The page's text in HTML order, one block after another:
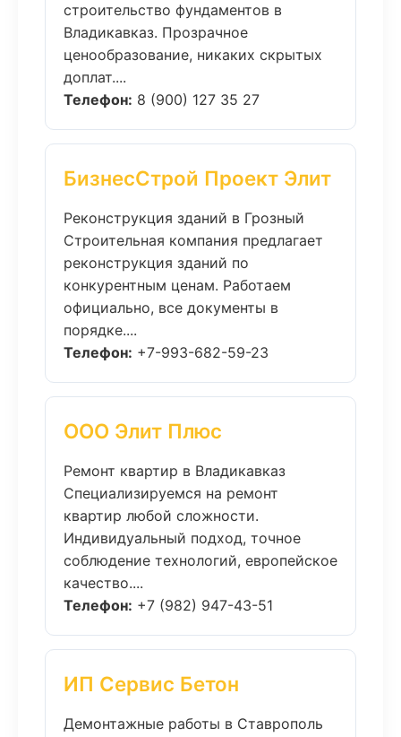
строительство фундаментов в
Владикавказ. Прозрачное
ценообразование, никаких скрытых
доплат....
Телефон: 8 (900) 127 35 27
БизнесСтрой Проект Элит
Реконструкция зданий в Грозный
Строительная компания предлагает
реконструкция зданий по
конкурентным ценам. Работаем
официально, все документы в
порядке....
Телефон: +7-993-682-59-23
ООО Элит Плюс
Ремонт квартир в Владикавказ
Специализируемся на ремонт
квартир любой сложности.
Индивидуальный подход, точное
соблюдение технологий, европейское
качество....
Телефон: +7 (982) 947-43-51
ИП Сервис Бетон
Демонтажные работы в Ставрополь